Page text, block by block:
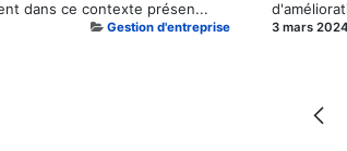
dans ce contexte présen...
Gestion d'entreprise 3 mars 2024